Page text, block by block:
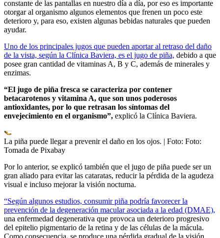
constante de las pantallas en nuestro día a día, por eso es importante
otorgar al organismo algunos elementos que frenen un poco este
deterioro y, para eso, existen algunas bebidas naturales que pueden
ayudar.
Uno de los principales jugos que pueden aportar al retraso del daño
de la vista, según la Clínica Baviera, es el jugo de piña, debido a que
posee gran cantidad de vitaminas A, B y C, además de minerales y
enzimas.
“El jugo de piña fresca se caracteriza por contener
betacarotenos y vitamina A, que son unos poderosos
antioxidantes, por lo que retrasan los síntomas del
envejecimiento en el organismo”, explicó la Clínica Baviera.
La piña puede llegar a prevenir el daño en los ojos. | Foto: Foto:
Tomada de Pixabay
Por lo anterior, se explicó también que el jugo de piña puede ser un
gran aliado para evitar las cataratas, reducir la pérdida de la agudeza
visual e incluso mejorar la visión nocturna.
“Según algunos estudios, consumir piña podría favorecer la
prevención de la degeneración macular asociada a la edad (DMAE),
una enfermedad degenerativa que provoca un deterioro progresivo
del epitelio pigmentario de la retina y de las células de la mácula.